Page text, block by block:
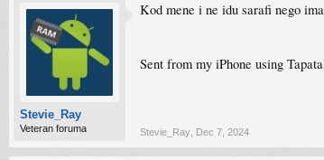
Stevie_Ray
Veteran foruma
Kod mene i ne idu sarafi nego
Sent from my iPhone using
Stevie_Ray Dec 7, 2024